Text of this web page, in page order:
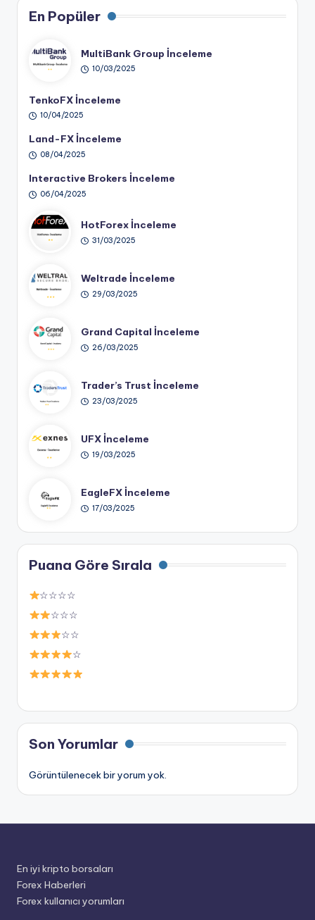
En Popüler
MultiBank Group İnceleme
10/03/2025
TenkoFX İnceleme
10/04/2025
Land-FX İnceleme
08/04/2025
Interactive Brokers İnceleme
06/04/2025
HotForex İnceleme
31/03/2025
Weltrade İnceleme
29/03/2025
Grand Capital İnceleme
26/03/2025
Trader’s Trust İnceleme
23/03/2025
UFX İnceleme
19/03/2025
EagleFX İnceleme
17/03/2025
Puana Göre Sırala
☆☆☆☆
☆☆☆
☆☆
☆
Son Yorumlar
Görüntülenecek bir yorum yok.
En iyi kripto borsaları
Forex Haberleri
Forex kullanıcı yorumları